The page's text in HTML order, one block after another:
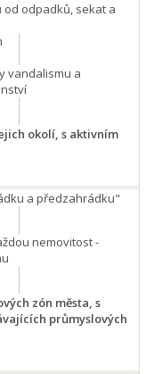
od odpadků, sekat a
vandalismu a
okolí, s aktivním
a předzahrádku"
nemovitost -
zón města, s
průmyslových